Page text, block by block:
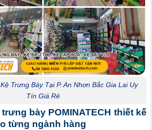
Trưng Bày Tại P. An Nhơn Bắc Gia Lai Uy
Tín Giá Rẻ
bày POMINATECH thiết kế
từng ngành hàng